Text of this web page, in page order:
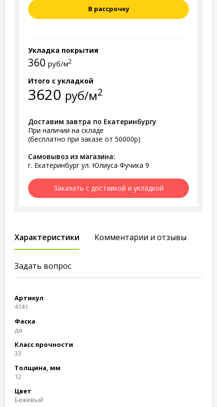
В рассрочку
Укладка покрытия
360 руб/м2
Итого с укладкой
3620 руб/м2
Доставим завтра по Екатеринбургу
При наличии на складе
(бесплатно при заказе от 50000р)
Самовывоз из магазина:
г. Екатеринбург ул. Юлиуса Фучика 9
Заказать с доставкой и укладкой
Характеристики Комментарии и отзывы
Задать вопрос
Артикул
4141
Фаска
да
Класс прочности
33
Толщина, мм
12
Цвет
Бежевый